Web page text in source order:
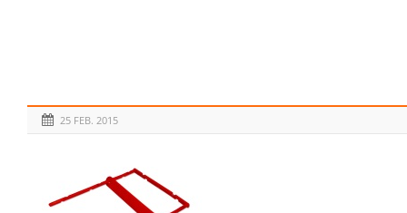
25 FEB. 2015